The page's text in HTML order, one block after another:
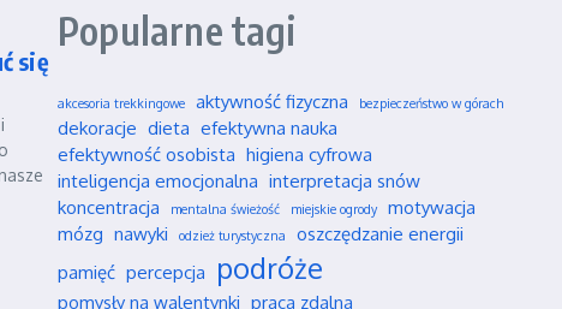
się
Popularne tagi
akcesoria trekkingowe aktywność fizyczna bezpieczeństwo w górach
dekoracje dieta efektywna nauka
efektywność osobista higiena cyfrowa
inteligencja emocjonalna interpretacja snów
koncentracja
mentalna świeżość miejskie ogrody
motywacja
mózg nawyki odzież turystyczna
oszczędzanie energii
pamięć percepcja podróże
pomysły na walentynki praca zdalna